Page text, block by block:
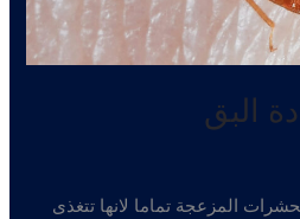
البق
المزعجة تماما لانها تتغذى